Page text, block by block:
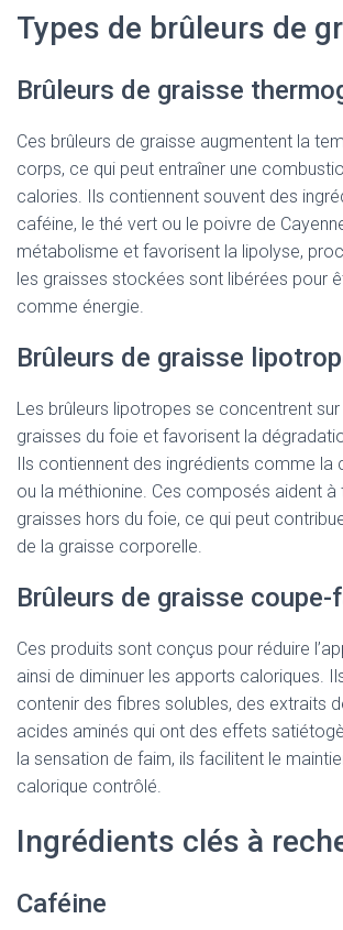
Types de brûleurs de
Brûleurs de graisse
Ces brûleurs de graisse augmentent la
corps, ce qui peut entraîner une
calories. Ils contiennent souvent des
caféine, le thé vert ou le poivre de
métabolisme et favorisent la lipolyse,
les graisses stockées sont libérées pour
comme énergie.
Brûleurs de graisse
Les brûleurs lipotropes se concentrent sur
graisses du foie et favorisent la
Ils contiennent des ingrédients comme la
ou la méthionine. Ces composés aident à
graisses hors du foie, ce qui peut
de la graisse corporelle.
Brûleurs de graisse coupe-
Ces produits sont conçus pour réduire
ainsi de diminuer les apports caloriques.
contenir des fibres solubles, des extraits
acides aminés qui ont des effets
la sensation de faim, ils facilitent le
calorique contrôlé.
Ingrédients clés à
Caféine